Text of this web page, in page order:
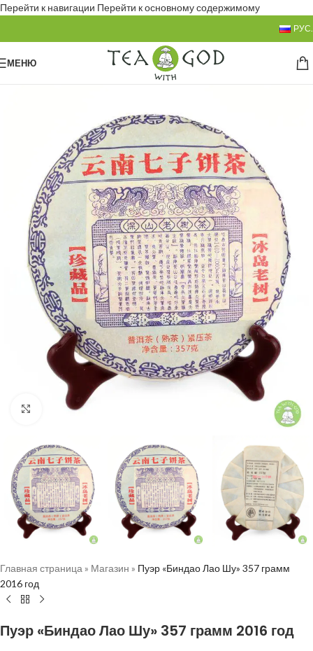
Перейти к навигации Перейти к основному содержимому
РУС.
МЕНЮ
Нажмите, чтобы увеличить
Главная страница » Магазин » Пуэр «Биндао Лао Шу» 357 грамм
2016 год
Пуэр «Биндао Лао Шу» 357 грамм 2016 год